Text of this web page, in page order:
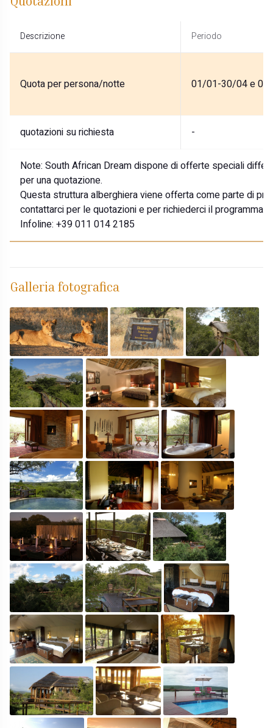
Descrizione Periodo
Quota per persona/notte 01/01-30/04 e
quotazioni su richiesta -
Note: South African Dream dispone di offerte speciali
per una quotazione.
Questa struttura alberghiera viene offerta come parte di
contattarci per le quotazioni e per richiederci il programma
Infoline: +39 011 014 2185
Galleria fotografica